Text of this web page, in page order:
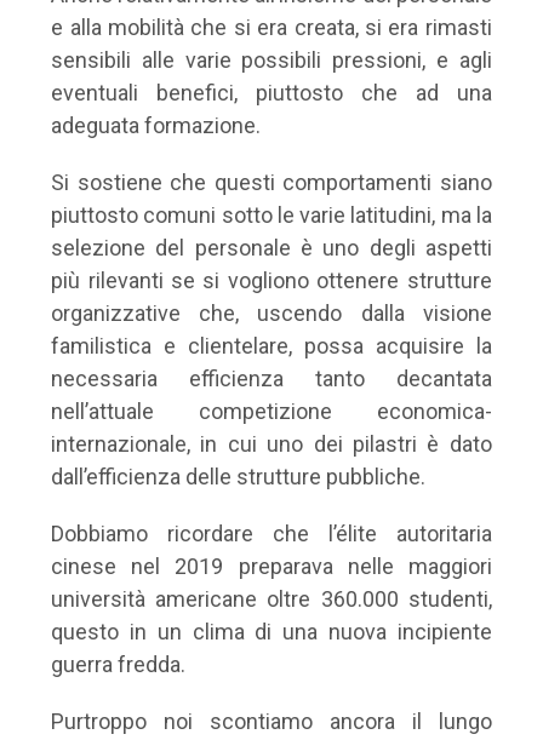
e alla mobilità che si era creata, si era rimasti
sensibili alle varie possibili pressioni, e agli
eventuali benefici, piuttosto che ad una
adeguata formazione.
Si sostiene che questi comportamenti siano
piuttosto comuni sotto le varie latitudini, ma la
selezione del personale è uno degli aspetti
più rilevanti se si vogliono ottenere strutture
organizzative che, uscendo dalla visione
familistica e clientelare, possa acquisire la
necessaria efficienza tanto decantata
nell’attuale competizione economica-
internazionale, in cui uno dei pilastri è dato
dall’efficienza delle strutture pubbliche.
Dobbiamo ricordare che l’élite autoritaria
cinese nel 2019 preparava nelle maggiori
università americane oltre 360.000 studenti,
questo in un clima di una nuova incipiente
guerra fredda.
Purtroppo noi scontiamo ancora il lungo